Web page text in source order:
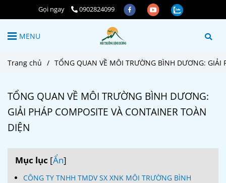
Gọi ngay 0902824099
MENU
Trang chủ / TỔNG QUAN VỀ MÔI TRƯỜNG BÌNH DƯƠNG: GIẢI
TỔNG QUAN VỀ MÔI TRƯỜNG BÌNH DƯƠNG:
GIẢI PHÁP COMPOSITE VÀ CONTAINER TOÀN
DIỆN
Mục lục [Ẩn]
CÔNG TY TNHH TMDV SX XNK MÔI TRƯỜNG BÌNH